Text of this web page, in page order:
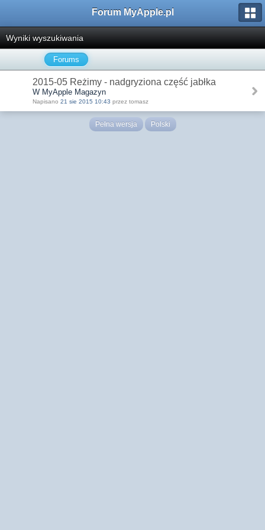
Forum MyApple.pl
Wyniki wyszukiwania
Forums
2015-05 Reżimy - nadgryziona część jabłka
W MyApple Magazyn
Napisano 21 sie 2015 10:43 przez tomasz
Pełna wersja Polski